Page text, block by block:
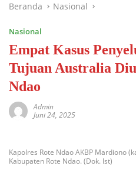
Beranda Nasional
Nasional
Empat Kasus
Tujuan Australia
Ndao
Admin
Juni 24, 2025
Kapolres Rote Ndao AKBP Mardiono
Kabupaten Rote Ndao. (Dok. Ist)